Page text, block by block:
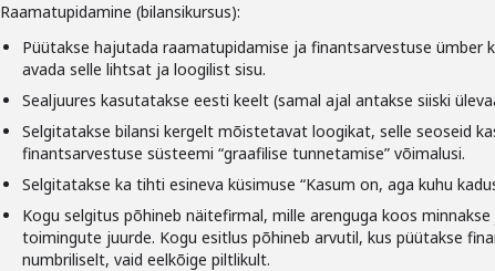
Raamatupidamine (bilansikursus):
Püütakse hajutada raamatupidamise ja finantsarvestuse
avada selle lihtsat ja loogilist sisu.
Sealjuures kasutatakse eesti keelt (samal ajal antakse siiski
Selgitatakse bilansi kergelt mõistetavat loogikat, selle seoseid
finantsarvestuse süsteemi “graafilise tunnetamise” võimalusi.
Selgitatakse ka tihti esineva küsimuse “Kasum on, aga kuhu
Kogu selgitus põhineb näitefirmal, mille arenguga koos
toimingute juurde. Kogu esitlus põhineb arvutil, kus püütakse
numbriliselt, vaid eelkõige piltlikult.